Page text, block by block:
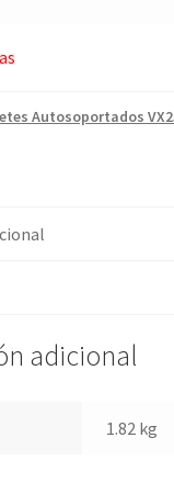
Autosoportados
adicional
1.82 kg